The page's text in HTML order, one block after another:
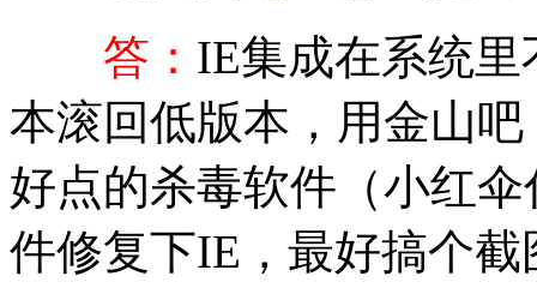
答： IE集成在系统
本滚回低版本，用金山
好点的杀毒软件（小红
件修复下IE，最好搞个